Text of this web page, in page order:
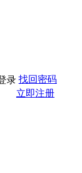
录 找回密码
立即注册